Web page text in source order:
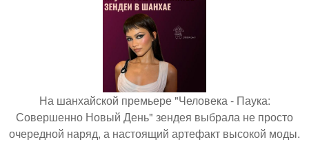
На шанхайской премьере "Человека - Паука:
Совершенно Новый День" зендея выбрала не просто
очередной наряд, а настоящий артефакт высокой моды.